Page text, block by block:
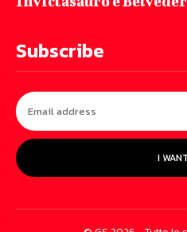
Subscribe
I